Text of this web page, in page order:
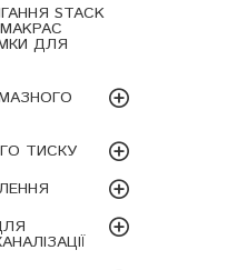
STACK
ДЛЯ
ТИСКУ